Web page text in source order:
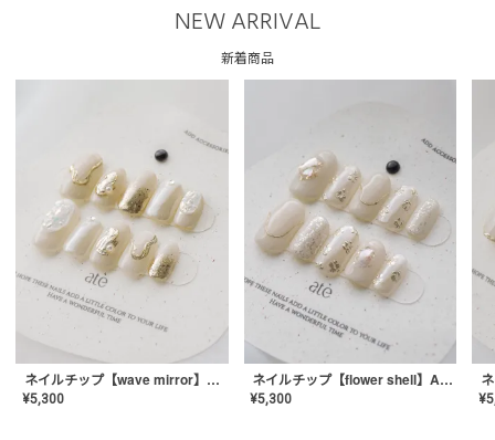
NEW ARRIVAL
新着商品
ネイルチップ【wave mirror】AE-CONA-04
¥5,300
ネイルチップ【flower shell】AE-CONA-03
¥5,300 ¥